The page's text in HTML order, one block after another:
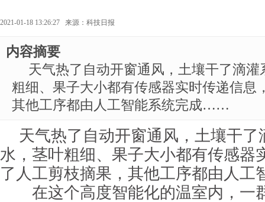
2021-01-18 13:26:27 来源： 科技日报
内容摘要
天气热了自动开窗通风，土壤干了滴
粗细、果子大小都有传感器实时传递信息
其他工序都由人工智能系统完成……
天气热了自动开窗通风，土壤干了
水，茎叶粗细、果子大小都有传感器
了人工剪枝摘果，其他工序都由人
在这个高度智能化的温室内，一